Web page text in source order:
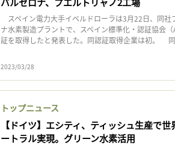
スペイン電力大手イベルドローラは3月22日、同社
ナ水素製造プラントで、スペイン標準化・認証協会
証を取得したと発表した。同認証取得企業は初。 同
2023/03/28
トップニュース
【ドイツ】エシティ、ティッシュ生産で
ートラル実現。グリーン水素活用